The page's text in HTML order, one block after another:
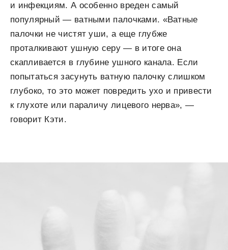
и инфекциям. А особенно вреден самый
популярный — ватными палочками. «Ватные
палочки не чистят уши, а еще глубже
проталкивают ушную серу — в итоге она
скапливается в глубине ушного канала. Если
попытаться засунуть ватную палочку слишком
глубоко, то это может повредить ухо и привести
к глухоте или параличу лицевого нерва», —
говорит Кэти.